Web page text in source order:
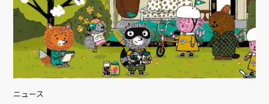
ニュース